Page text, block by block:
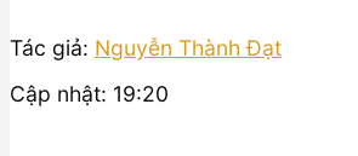
Tác giả: Nguyễn Thành Đạt
Cập nhật: 19:20